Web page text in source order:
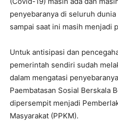
penyebaranya di seluruh
sampai saat ini masih menjadi
Untuk antisipasi dan
pemerintah sendiri sudah
dalam mengatasi
Paembatasan Sosial Berskala
dipersempit menjadi
Masyarakat (PPKM).